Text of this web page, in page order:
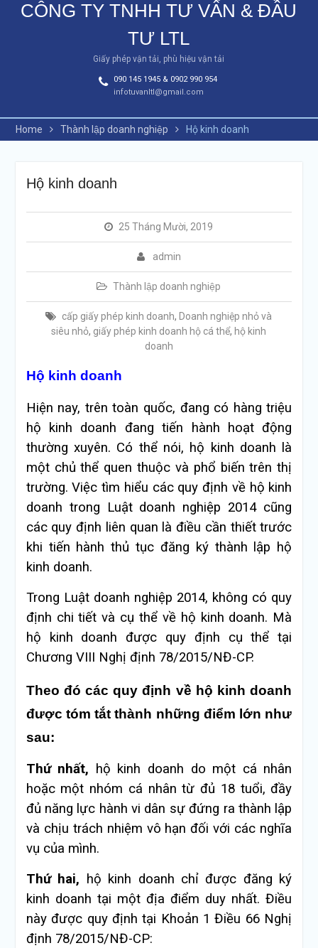
CÔNG TY TNHH TƯ VẤN & ĐẦU
TƯ LTL
Giấy phép vận tải, phù hiệu vận tải
090 145 1945 & 0902 990 954
infotuvanltl@gmail.com
Home Thành lập doanh nghiệp Hộ kinh doanh
Hộ kinh doanh
25 Tháng Mười, 2019
admin
Thành lập doanh nghiệp
cấp giấy phép kinh doanh, Doanh nghiệp nhỏ và
siêu nhỏ, giấy phép kinh doanh hộ cá thể, hộ kinh
doanh
Hộ kinh doanh
Hiện nay, trên toàn quốc, đang có hàng triệu
hộ kinh doanh đang tiến hành hoạt động
thường xuyên. Có thể nói, hộ kinh doanh là
một chủ thể quen thuộc và phổ biến trên thị
trường. Việc tìm hiểu các quy định về hộ kinh
doanh trong Luật doanh nghiệp 2014 cũng
các quy định liên quan là điều cần thiết trước
khi tiến hành thủ tục đăng ký thành lập hộ
kinh doanh.
Trong Luật doanh nghiệp 2014, không có quy
định chi tiết và cụ thể về hộ kinh doanh. Mà
hộ kinh doanh được quy định cụ thể tại
Chương VIII Nghị định 78/2015/NĐ-CP.
Theo đó các quy định về hộ kinh doanh
được tóm tắt thành những điểm lớn như
sau:
Thứ nhất, hộ kinh doanh do một cá nhân
hoặc một nhóm cá nhân từ đủ 18 tuổi, đầy
đủ năng lực hành vi dân sự đứng ra thành lập
và chịu trách nhiệm vô hạn đối với các nghĩa
vụ của mình.
Thứ hai, hộ kinh doanh chỉ được đăng ký
kinh doanh tại một địa điểm duy nhất. Điều
này được quy định tại Khoản 1 Điều 66 Nghị
định 78/2015/NĐ-CP: